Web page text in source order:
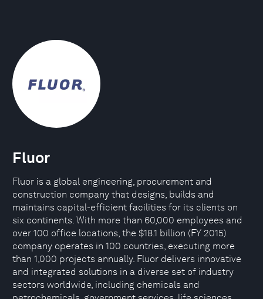
Fluor
Fluor is a global engineering, procurement and
construction company that designs, builds and
maintains capital-efficient facilities for its clients on
six continents. With more than 60,000 employees and
over 100 office locations, the $18.1 billion (FY 2015)
company operates in 100 countries, executing more
than 1,000 projects annually. Fluor delivers innovative
and integrated solutions in a diverse set of industry
sectors worldwide, including chemicals and